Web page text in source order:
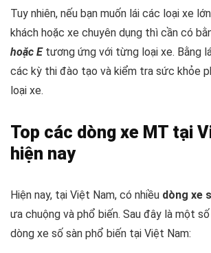
Tuy nhiên, nếu bạn muốn lái các loại xe
khách hoặc xe chuyên dụng thì cần có
hoặc Etương ứng với từng loại xe. Bằng
các kỳ thi đào tạo và kiểm tra sức khỏe
loại xe.
Top các dòng xe MT tại
hiện nay
Hiện nay, tại Việt Nam, có nhiều dòng xe
ưa chuộng và phổ biến. Sau đây là một
dòng xe số sàn phổ biến tại Việt Nam: